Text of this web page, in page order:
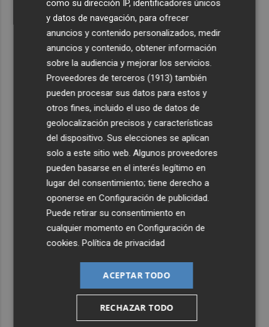
como su dirección IP, identificadores únicos
y datos de navegación, para ofrecer
anuncios y contenido personalizados, medir
anuncios y contenido, obtener información
sobre la audiencia y mejorar los servicios.
Proveedores de terceros (1913) también
pueden procesar sus datos para estos y
otros fines, incluido el uso de datos de
geolocalización precisos y características
del dispositivo. Sus elecciones se aplican
solo a este sitio web. Algunos proveedores
pueden basarse en el interés legítimo en
lugar del consentimiento; tiene derecho a
oponerse enConfiguración de publicidad
Puede retirar su consentimiento en
cualquier momento enConfiguración de
cookies .Política de privacidad
ACEPTAR TODO
RECHAZAR TODO